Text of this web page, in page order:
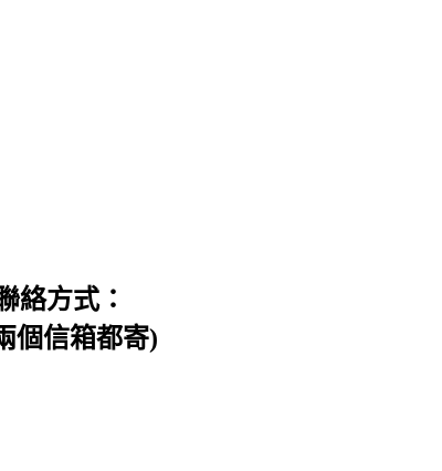
絡方式：
個信箱都寄)